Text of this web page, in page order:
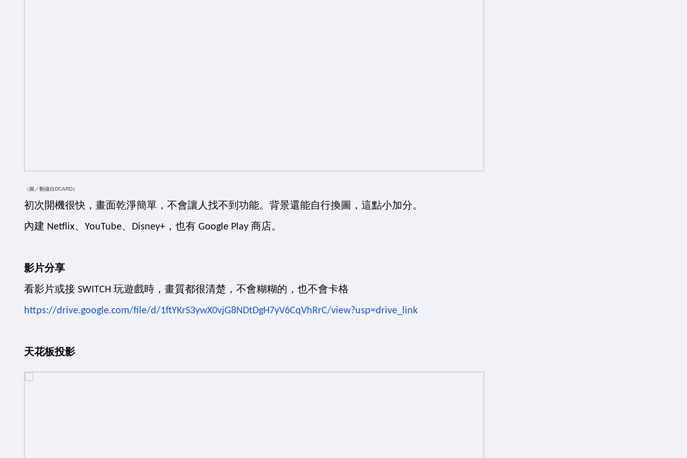
（圖／翻攝自DCARD）
初次開機很快，畫面乾淨簡單，不會讓人找不到功能。背景還能自行換圖，這點小加分。
內建 Netflix、YouTube、Disney+，也有 Google Play 商店。
影片分享
看影片或接 SWITCH 玩遊戲時，畫質都很清楚，不會糊糊的，也不會卡格
https://drive.google.com/file/d/1ftYKrS3ywX0vjG8NDtDgH7yV6CqVhRrC/view?usp=drive_link
天花板投影